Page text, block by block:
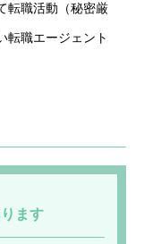
転職活動（秘密厳
転職エージェント
ます